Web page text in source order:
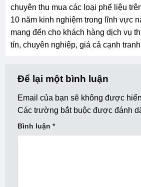
chuyên thu mua các loại phế liệu
10 năm kinh nghiệm trong lĩnh vực
mang đến cho khách hàng dịch vụ
tín, chuyên nghiệp, giá cả cạnh
Để lại một bình luận
Email của bạn sẽ không được
Các trường bắt buộc được đánh
Bình luận *